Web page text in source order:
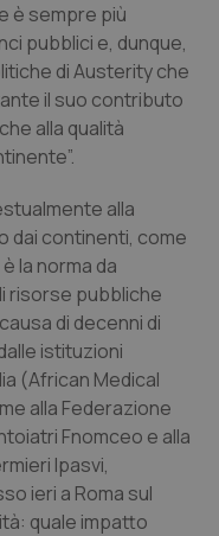
è sempre più
pubblici e, dunque,
di Austerity che
il suo contributo
alla qualità
alla
dai continenti, come
la norma da
risorse pubbliche
di decenni di
istituzioni
(African Medical
alla Federazione
Fnomceo e alla
Ipasvi,
ieri a Roma sul
quale impatto